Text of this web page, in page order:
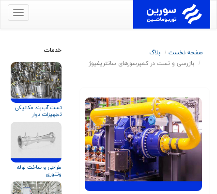
برای
کنید
صفحه نخست
بلاگ
بازرسی و تست در کمپرسورهای سانتریفیوژ
خدمات
تست آب‌بند مکانیکی
تجهیزات دوار
طراحی و ساخت لوله
ونتوری